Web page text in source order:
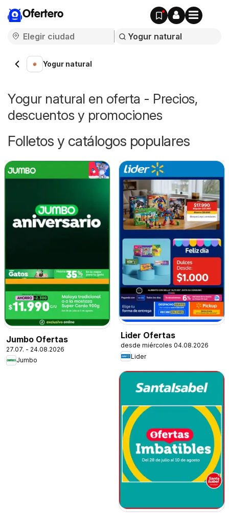
Ofertero
Yogur natural
Yogur natural en oferta - Precios,
descuentos y promociones
Folletos y catálogos populares
Jumbo Ofertas
27.07. - 24.08.2026
Jumbo
Lider Ofertas
desde miércoles 04.08.2026
Lider